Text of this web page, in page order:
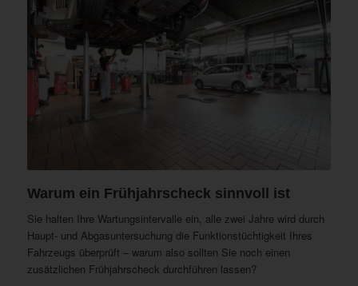
Warum ein Frühjahrscheck sinnvoll ist
Sie halten Ihre Wartungsintervalle ein, alle zwei Jahre wird durch
Haupt- und Abgasuntersuchung die Funktionstüchtigkeit Ihres
Fahrzeugs überprüft – warum also sollten Sie noch einen
zusätzlichen Frühjahrscheck durchführen lassen?